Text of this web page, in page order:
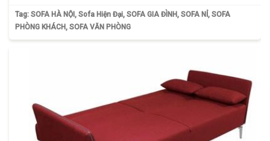
Tag: SOFA HÀ NỘI , Sofa Hiện Đại, SOFA GIA ĐÌNH, SOFA NỈ , SOFA
PHÒNG KHÁCH, SOFA VĂN PHÒNG